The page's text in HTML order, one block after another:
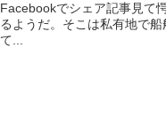
Facebookでシェア記事見て
るようだ。そこは私有地で
て...